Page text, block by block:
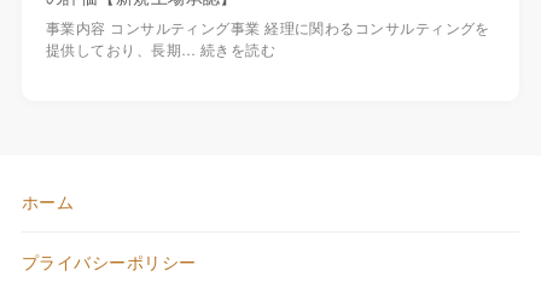
事業内容 コンサルティング事業 経理に関わるコンサルティングを
提供しており、長期… 続きを読む
ホーム
プライバシーポリシー